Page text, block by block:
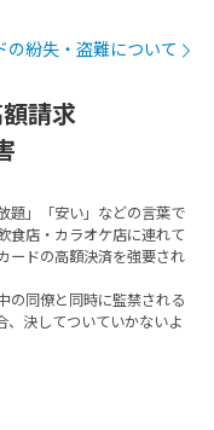
の紛失・盗難について
請求
題」「安い」などの言葉で
食店・カラオケ店に連れて
ードの高額決済を強要され
の同僚と同時に監禁される
、決してついていかないよ